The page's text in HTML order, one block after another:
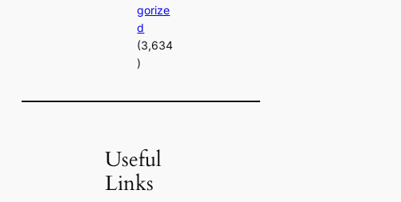
gorize
d
(3,634
)
Useful
Links